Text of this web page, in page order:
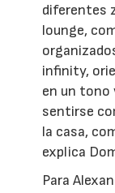
diferentes
lounge,
infinity,
en un tono
sentirse
la casa,
explica
Para